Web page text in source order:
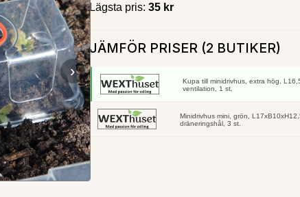
›
Lägsta pris: 35 kr
JÄMFÖR PRISER (2 BUTIKER)
Kupa till minidrivhus, extra hög,
ventilation, 1 st.
Minidrivhus mini, grön,
dräneringshål, 3 st.